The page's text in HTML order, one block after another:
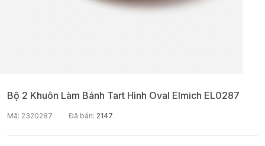
Bộ 2 Khuôn Làm Bánh Tart Hình Oval Elmich EL0287
Mã: 2320287 Đã bán: 2147